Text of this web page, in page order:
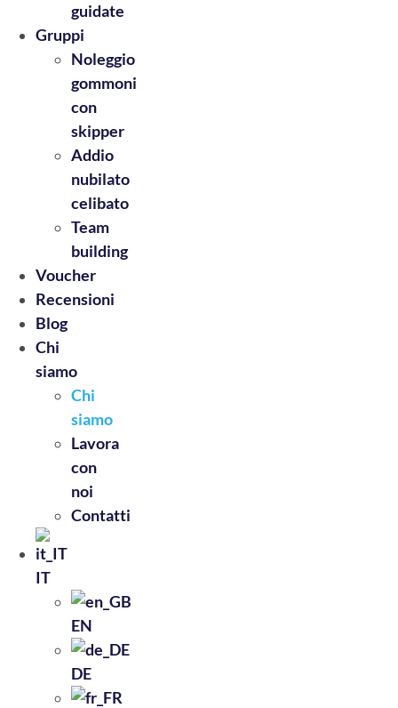
guidate
Gruppi
Noleggio
gommoni
con
skipper
Addio
nubilato
celibato
Team
building
Voucher
Recensioni
Blog
Chi
siamo
Chi
siamo
Lavora
con
noi
Contatti
IT
EN
DE